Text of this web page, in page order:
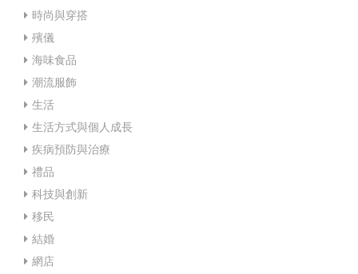
時尚與穿搭
殯儀
海味食品
潮流服飾
生活
生活方式與個人成長
疾病預防與治療
禮品
科技與創新
移民
結婚
網店